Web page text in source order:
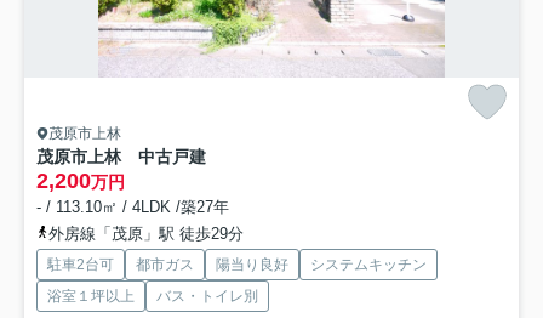
茂原市上林
茂原市上林 中古戸建
2,200万円
- / 113.10㎡ / 4LDK /築27年
外房線「茂原」駅 徒歩29分
駐車2台可 都市ガス 陽当り良好
システムキッチン
浴室１坪以上
バス・トイレ別